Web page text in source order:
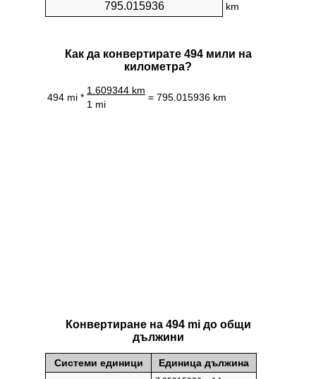
km
Как да конвертирате 494 мили на
километра?
494 mi *
1.609344 km
= 795.015936 km
1 mi
Конвертиране на 494 mi до общи
дължини
Системи единици Единица дължина